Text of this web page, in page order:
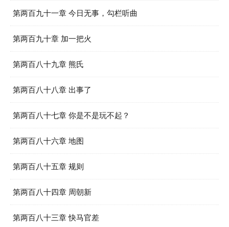
第两百九十一章 今日无事，勾栏听曲
第两百九十章 加一把火
第两百八十九章 熊氏
第两百八十八章 出事了
第两百八十七章 你是不是玩不起？
第两百八十六章 地图
第两百八十五章 规则
第两百八十四章 周朝新
第两百八十三章 快马官差